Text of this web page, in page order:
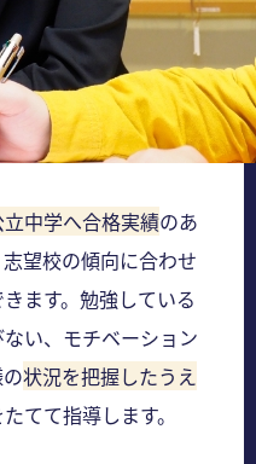
中学へ合格実績のあ
望校の傾向に合わせ
ます。勉強している
い、モチベーション
状況を把握したうえ
てて指導します。